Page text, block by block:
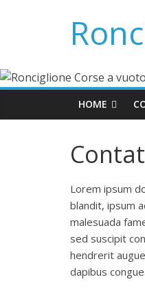
HOME
Lorem ipsum
blandit, ipsum
malesuada
sed suscipit
hendrerit
dapibus